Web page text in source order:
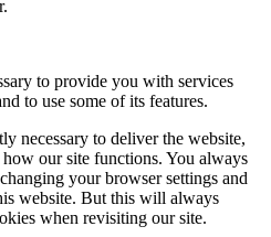
to provide you with services
to use some of its features.
necessary to deliver the website,
our site functions. You always
your browser settings and
website. But this will always
when revisiting our site.